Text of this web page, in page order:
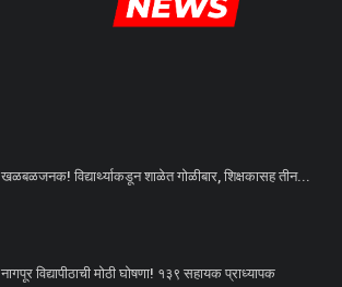
खळबळजनक! विद्यार्थ्याकडून शाळेत गोळीबार, शिक्षकासह तीन...
नागपूर विद्यापीठाची मोठी घोषणा! १३९ सहायक प्राध्यापक